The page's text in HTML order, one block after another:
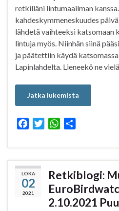
retkilläni lintumaailman
kahdeskymmeneskuudes
lähdetä vaihteeksi katsomaan
lintuja myös. Niinhän siinä
ja päätettiin käydä
Lapinlahdelta. Lieneekö ne
Jatka lukemista
c
e
b
o
o
i
t
W
a
t
A
p
p
a
r
e
LOKA
02
2021
Retkiblogi:
2.10.2021